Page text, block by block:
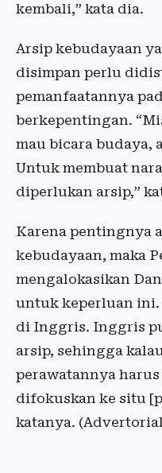
kembali,” kata dia.
Arsip kebudayaan
disimpan perlu
pemanfaatannya
berkepentingan.
mau bicara budaya,
Untuk membuat
diperlukan arsip,”
Karena pentingnya
kebudayaan, maka
mengalokasikan
untuk keperluan ini.
di Inggris. Inggris
arsip, sehingga
perawatannya
difokuskan ke situ
katanya.